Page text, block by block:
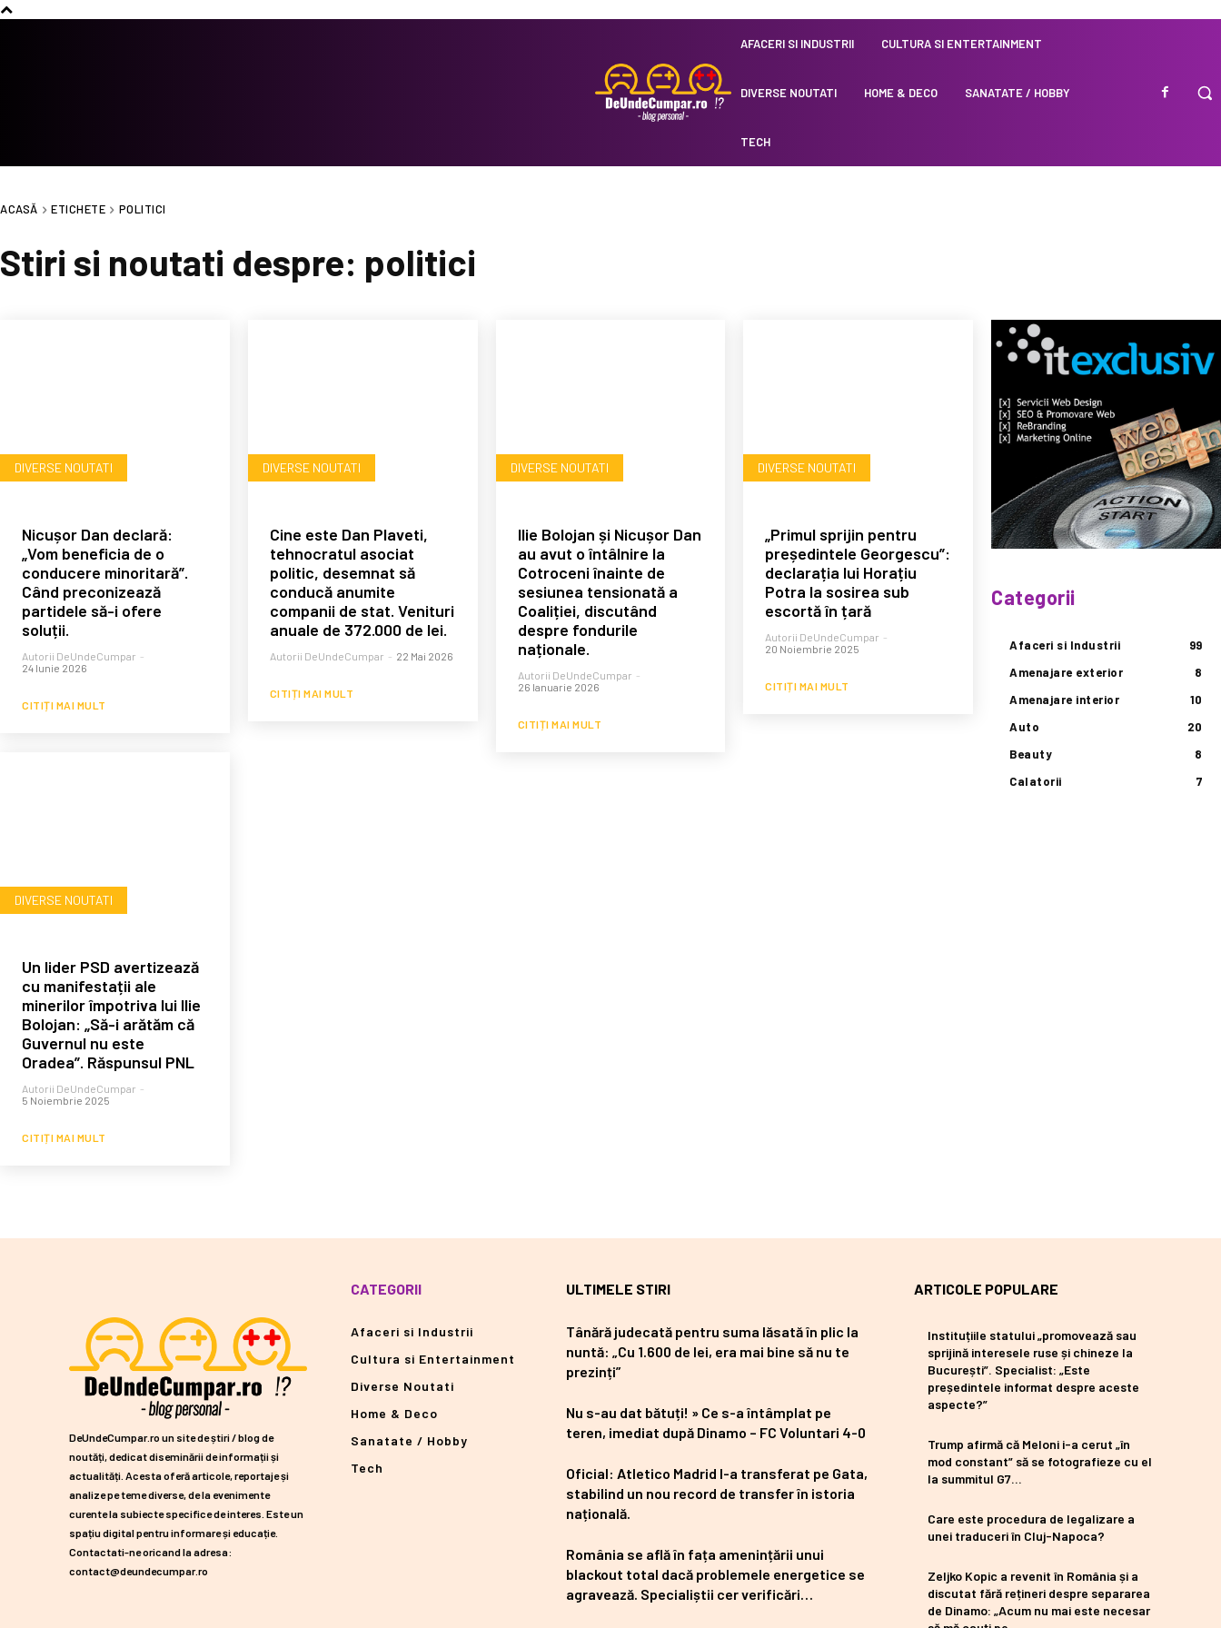
AFACERI SI INDUSTRII CULTURA SI ENTERTAINMENT
DIVERSE NOUTATI HOME & DECO SANATATE / HOBBY
TECH
ACASĂ ETICHETE POLITICI
Stiri si noutati despre: politici
DIVERSE NOUTATI
Nicușor Dan declară:
„Vom beneficia de o
conducere minoritară”.
Când preconizează
partidele să-i ofere
soluții.
Autorii DeUndeCumpar -
24 Iunie 2026
CITIȚI MAI MULT
DIVERSE NOUTATI
Cine este Dan Plaveti,
tehnocratul asociat
politic, desemnat să
conducă anumite
companii de stat. Venituri
anuale de 372.000 de lei.
Autorii DeUndeCumpar - 22 Mai 2026
CITIȚI MAI MULT
DIVERSE NOUTATI
Ilie Bolojan și Nicușor Dan
au avut o întâlnire la
Cotroceni înainte de
sesiunea tensionată a
Coaliției, discutând
despre fondurile
naționale.
Autorii DeUndeCumpar -
26 Ianuarie 2026
CITIȚI MAI MULT
DIVERSE NOUTATI
„Primul sprijin pentru
președintele Georgescu”:
declarația lui Horațiu
Potra la sosirea sub
escortă în țară
Autorii DeUndeCumpar -
20 Noiembrie 2025
CITIȚI MAI MULT
DIVERSE NOUTATI
Un lider PSD avertizează
cu manifestații ale
minerilor împotriva lui Ilie
Bolojan: „Să-i arătăm că
Guvernul nu este
Oradea”. Răspunsul PNL
Autorii DeUndeCumpar -
5 Noiembrie 2025
CITIȚI MAI MULT
Categorii
Afaceri si Industrii
99
Amenajare exterior
8
Amenajare interior
10
Auto
20
Beauty
8
Calatorii
7
DeUndeCumpar.ro un site de știri / blog de
noutăți, dedicat diseminării de informații și
actualități. Acesta oferă articole, reportaje și
analize pe teme diverse, de la evenimente
curente la subiecte specifice de interes. Este un
spațiu digital pentru informare și educație.
Contactati-ne oricand la adresa:
contact@deundecumpar.ro
CATEGORII
Afaceri si Industrii
Cultura si Entertainment
Diverse Noutati
Home & Deco
Sanatate / Hobby
Tech
ULTIMELE STIRI
Tânără judecată pentru suma lăsată în plic la
nuntă: „Cu 1.600 de lei, era mai bine să nu te
prezinți”
Nu s-au dat bătuți! » Ce s-a întâmplat pe
teren, imediat după Dinamo – FC Voluntari 4-0
Oficial: Atletico Madrid l-a transferat pe Gata,
stabilind un nou record de transfer în istoria
națională.
România se află în fața amenințării unui
blackout total dacă problemele energetice se
agravează. Specialiștii cer verificări…
ARTICOLE POPULARE
Instituțiile statului „promovează sau
sprijină interesele ruse și chineze la
București”. Specialist: „Este
președintele informat despre aceste
aspecte?”
Trump afirmă că Meloni i-a cerut „în
mod constant” să se fotografieze cu el
la summitul G7…
Care este procedura de legalizare a
unei traduceri în Cluj-Napoca?
Zeljko Kopic a revenit în România și a
discutat fără rețineri despre separarea
de Dinamo: „Acum nu mai este necesar